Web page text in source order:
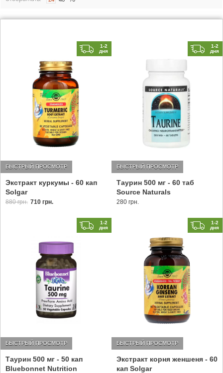
1-2
дня
Экстракт куркумы - 60 кап
Solgar
БЫСТРЫЙ ПРОСМОТР
880 грн. 710 грн.
1-2
дня
Таурин 500 мг - 60 таб
Source Naturals
БЫСТРЫЙ ПРОСМОТР
280 грн.
1-2
дня
Таурин 500 мг - 50 кап
Bluebonnet Nutrition
БЫСТРЫЙ ПРОСМОТР
1-2
дня
Экстракт корня женшеня - 60
кап Solgar
БЫСТРЫЙ ПРОСМОТР